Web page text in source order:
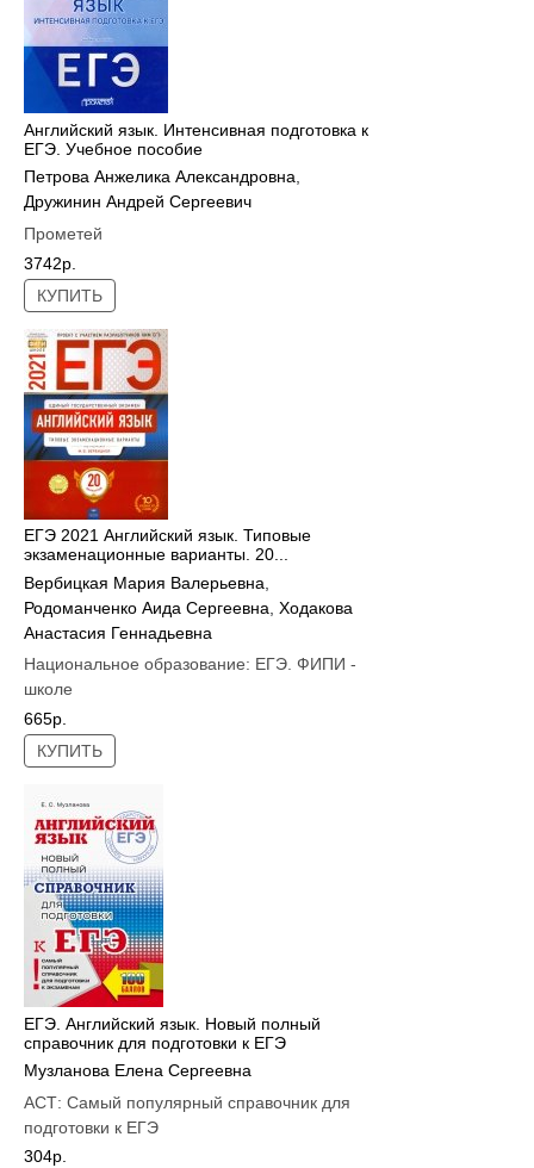
Английский язык. Интенсивная подготовка к
ЕГЭ. Учебное пособие
Петрова Анжелика Александровна,
Дружинин Андрей Сергеевич
Прометей
3742р.
КУПИТЬ
ЕГЭ 2021 Английский язык. Типовые
экзаменационные варианты. 20...
Вербицкая Мария Валерьевна
Родоманченко Аида Сергеевна Ходакова
Анастасия Геннадьевна
Национальное образование: ЕГЭ. ФИПИ -
школе
665р.
КУПИТЬ
ЕГЭ. Английский язык. Новый полный
справочник для подготовки к ЕГЭ
Музланова Елена Сергеевна
АСТ: Самый популярный справочник для
подготовки к ЕГЭ
304р.